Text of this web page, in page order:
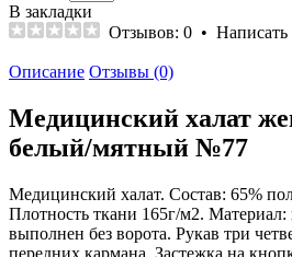
В закладки
Отзывов: 0 • Написать
Описание Отзывы (0)
Медицинский халат
белый/мятный №77
Медицинский халат. Состав: 65%
Плотность ткани 165г/м2. Материал:
выполнен без ворота. Рукав три
передних кармана. Застежка на